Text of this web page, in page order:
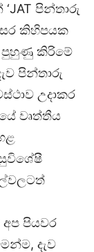
පින්තාරු
කිහිපයක
පුහුණු කිරිමේ
පින්තාරු
උදාකර
වෘත්තීය
පියවර
දැව